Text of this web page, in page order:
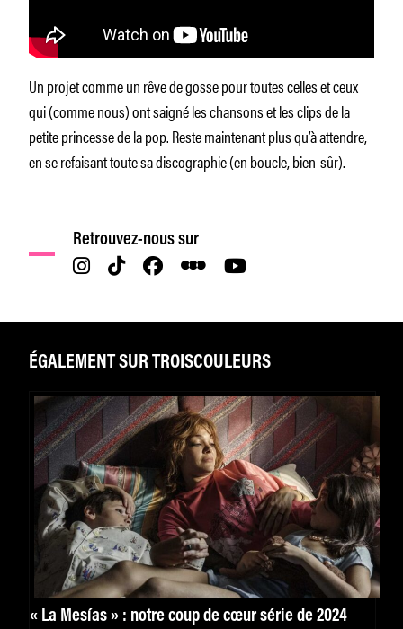
Un projet comme un rêve de gosse pour toutes celles et ceux
qui (comme nous) ont saigné les chansons et les clips de la
petite princesse de la pop. Reste maintenant plus qu’à attendre,
en se refaisant toute sa discographie (en boucle, bien-sûr).
Retrouvez-nous sur
ÉGALEMENT SUR TROISCOULEURS
« La Mesías » : notre coup de cœur série de 2024